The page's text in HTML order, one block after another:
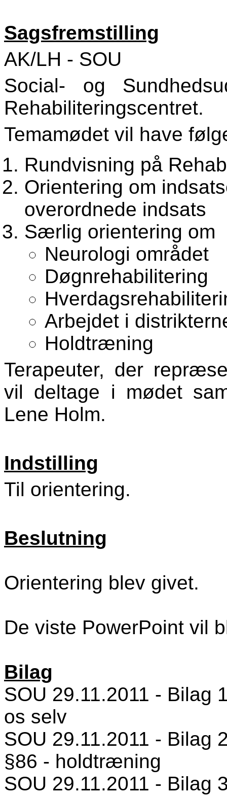
Sagsfremstilling
AK/LH - SOU
Social- og
Rehabiliteringscentret.
Temamødet vil have
Rundvisning på
Orientering om
overordnede indsats
Særlig orientering om
Neurologi området
Døgnrehabilitering
Arbejdet i
Holdtræning
Terapeuter, der
vil deltage i mødet
Lene Holm.
Indstilling
Til orientering.
Beslutning
Orientering blev givet.
De viste PowerPoint vil
Bilag
SOU 29.11.2011 - Bilag
os selv
SOU 29.11.2011 - Bilag
§86 - holdtræning
SOU 29.11.2011 - Bilag